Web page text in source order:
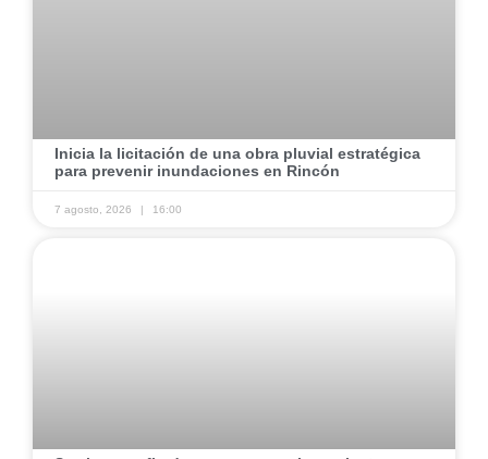
​Inicia la licitación de una obra pluvial estratégica
para prevenir inundaciones en Rincón ​
7 agosto, 2026 16:00